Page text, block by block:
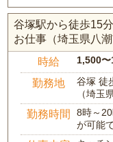
谷塚駅から徒歩15
お仕事（埼玉県八潮
時給 1,500〜
勤務地
谷塚 徒
（埼玉
勤務時間
8時～
が可能